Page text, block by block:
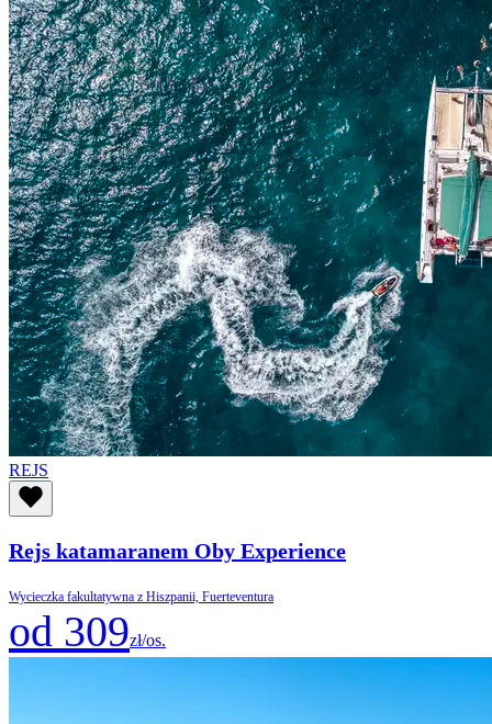
REJS
Rejs katamaranem Oby Experience
Wycieczka fakultatywna z Hiszpanii, Fuerteventura
od 309zł/os.